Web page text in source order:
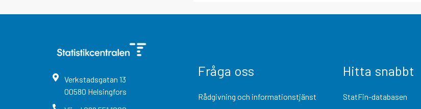
Verkstadsgatan 13
00580 Helsingfors
Fråga oss
Rådgivning och informationstjänst
Hitta snabbt
StatFin-databasen